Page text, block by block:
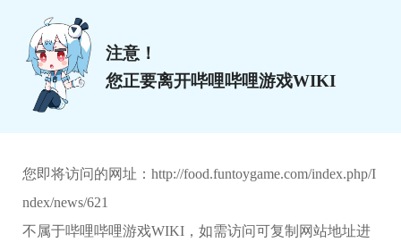
注意！
您正要离开哔哩哔哩游戏WIKI
您即将访问的网址： http://food.funtoygame.com/index.php/I
ndex/news/621
不属于哔哩哔哩游戏WIKI，如需访问可复制网站地址进